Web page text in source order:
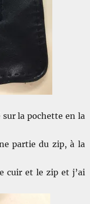
sur la pochette en la
partie du zip, à la
cuir et le zip et j’ai